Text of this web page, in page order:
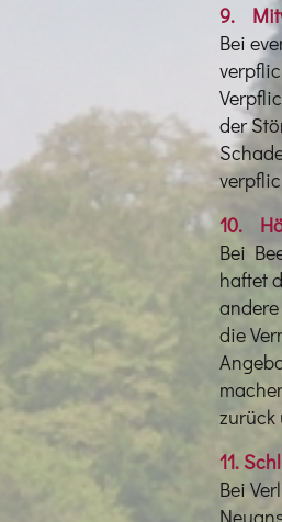
9.
Bei
der
10.
Bei
haftet
die
zurück
11.
Bei